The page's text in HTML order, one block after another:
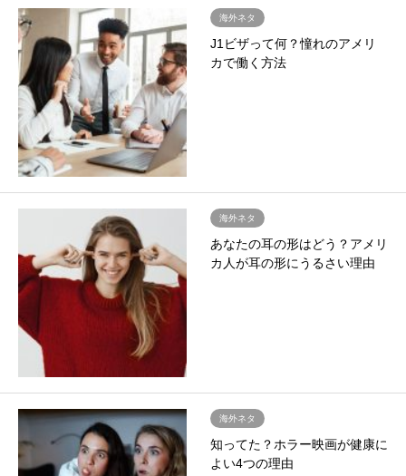
海外ネタ
J1ビザって何？憧れのアメリ
カで働く方法
海外ネタ
あなたの耳の形はどう？アメリ
カ人が耳の形にうるさい理由
海外ネタ
知ってた？ホラー映画が健康に
よい4つの理由